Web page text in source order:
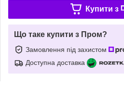
Купити з
Що таке купити з Пром?
Замовлення під захистом
Доступна доставка